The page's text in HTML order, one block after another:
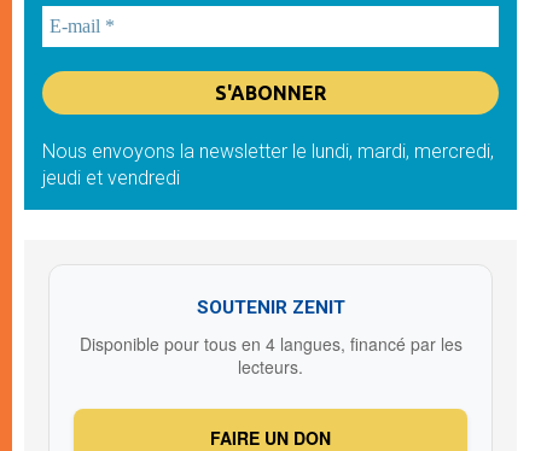
Nous envoyons la newsletter le lundi, mardi, mercredi,
jeudi et vendredi
SOUTENIR ZENIT
Disponible pour tous en 4 langues, financé par les
lecteurs.
FAIRE UN DON